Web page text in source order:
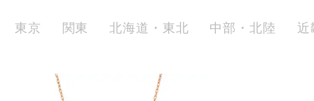
リングサイズ
東京 関東 北海道・東北 中部・北陸 近